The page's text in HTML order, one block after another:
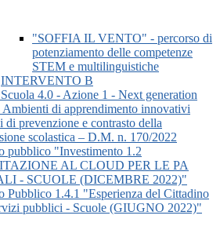
"SOFFIA IL VENTO" - percorso di
potenziamento delle competenze
STEM e multilinguistiche
INTERVENTO B
4.0 - Azione 1 - Next generation
Ambienti di apprendimento innovativi
di prevenzione e contrasto della
scolastica – D.M. n. 170/2022
pubblico "Investimento 1.2
AL CLOUD PER LE PA
- SCUOLE (DICEMBRE 2022)"
Pubblico 1.4.1 "Esperienza del Cittadino
pubblici - Scuole (GIUGNO 2022)"